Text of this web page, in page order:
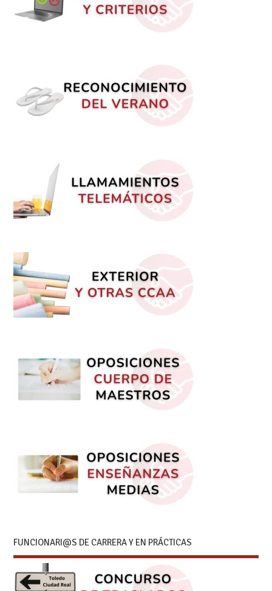
FUNCIONARI@S DE CARRERA Y EN PRÁCTICAS